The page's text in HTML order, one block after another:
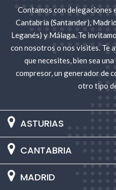
Contamos con delegaciones
Cantabria (Santander),
Leganés) y Málaga. Te
con nosotros o nos visites. Te
que necesites, bien sea
compresor, un generador de
otro tipo
ASTURIAS
CANTABRIA
MADRID